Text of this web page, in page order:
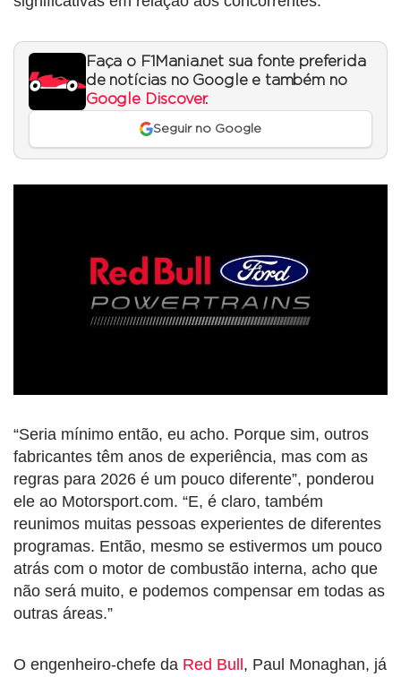
Faça o F1Mania.net sua fonte preferida
de notícias no Google e também no
Google Discover.
Seguir no Google
“Seria mínimo então, eu acho. Porque sim, outros
fabricantes têm anos de experiência, mas com as
regras para 2026 é um pouco diferente”, ponderou
ele ao Motorsport.com. “E, é claro, também
reunimos muitas pessoas experientes de diferentes
programas. Então, mesmo se estivermos um pouco
atrás com o motor de combustão interna, acho que
não será muito, e podemos compensar em todas as
outras áreas.”
O engenheiro-chefe da Red Bull , Paul Monaghan, já